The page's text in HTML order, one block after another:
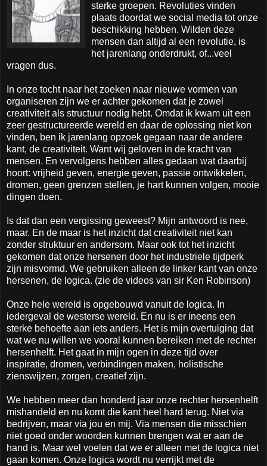
sterke groepen. Revoluties vinden
plaats doordat we social media tot onze
beschikking hebben. Wilden deze
mensen dan altijd al een revolutie, is
het jarenlang onderdrukt, of...veel
vragen dus.
In onze tocht naar het zoeken naar nieuwe vormen van
organiseren zijn we er achter gekomen dat je zowel
creativiteit als structuur nodig hebt. Omdat ik kwam uit een
zeer gestructureerde wereld en daar de oplossing niet kon
vinden, ben ik jarenlang opzoek gegaan naar de andere
kant, de creativiteit. Want wij geloven in de kracht van
mensen. En vervolgens hebben alles gedaan wat daarbij
hoort: vrijheid geven, energie geven, passie ontwikkelen,
dromen, geen grenzen stellen, je hart kunnen volgen, mooie
dingen doen.
Is dat dan een vergissing geweest? Mijn antwoord is nee,
maar. En de maar is het inzicht dat creativiteit niet kan
zonder struktuur en andersom. Maar ook tot het inzicht
gekomen dat onze hersenen door het industriele tijdperk
zijn misvormd. We gebruiken alleen de linker kant van onze
hersenen, de logica. (zie de videos van sir Ken Robinson)
Onze hele wereld is opgebouwd vanuit de logica. In
iedergeval de westerse wereld. En nu is er ineens een
sterke behoefte aan iets anders. Het is mijn overtuiging dat
wat we nu willen we vooral kunnen bereiken met de rechter
hersenhelft. Het gaat in mijn ogen in deze tijd over
inspiratie, dromen, verbindingen maken, holistische
zienswijzen, zorgen, creatief zijn.
We hebben meer dan honderd jaar onze rechter hersenhelft
mishandeld en nu komt die kant heel hard terug. Niet via
bedrijven, maar via jou en mij. Via mensen die misschien
niet goed onder woorden kunnen brengen wat er aan de
hand is. Maar wel voelen dat we er alleen met de logica niet
gaan komen. Onze logica wordt nu verrijkt met de